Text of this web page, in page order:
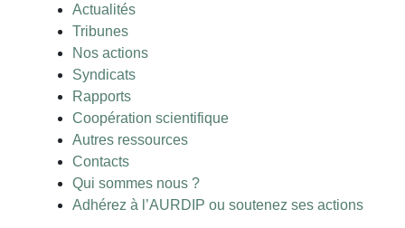
Actualités
Tribunes
Nos actions
Syndicats
Rapports
Coopération scientifique
Autres ressources
Contacts
Qui sommes nous ?
Adhérez à l’AURDIP ou soutenez ses actions